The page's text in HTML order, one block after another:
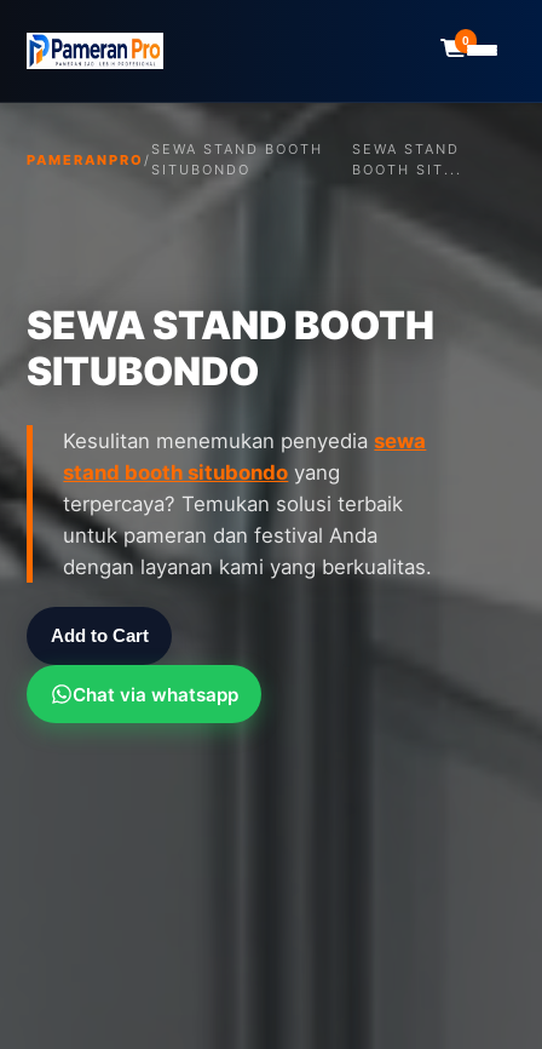
0
PAMERANPRO /
SEWA STAND BOOTH
SITUBONDO
SEWA STAND
BOOTH SIT...
SEWA STAND BOOTH
SITUBONDO
Kesulitan menemukan penyediasewa
stand booth situbondo yang
terpercaya? Temukan solusi terbaik
untuk pameran dan festival Anda
dengan layanan kami yang berkualitas.
Add to Cart
Chat via whatsapp